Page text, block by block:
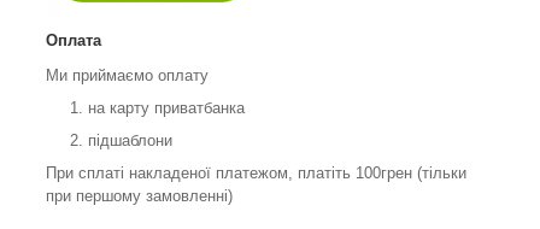
Оплата
Ми приймаємо оплату
на карту приватбанка
підшаблони
При сплаті накладеної платежом, платіть 100грен (тільки
при першому замовленні)